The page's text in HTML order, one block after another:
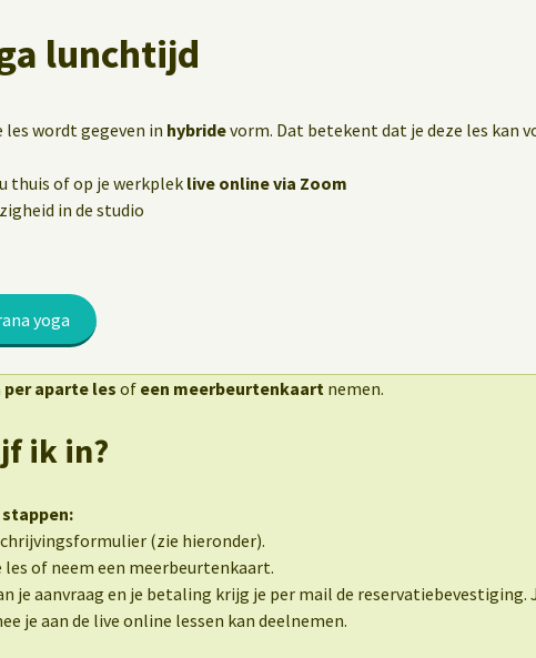
Vegan coaching
lunchtijd
les wordt gegeven in hybridevorm. Dat betekent dat je deze les kan
thuis of op je werkplek live online via Zoom
in de studio
yoga
per aparte les of een meerbeurtenkaart nemen.
ik in?
stappen:
(zie hieronder).
of neem een meerbeurtenkaart.
je aanvraag en je betaling krijg je per mail de reservatiebevestiging.
je aan de live online lessen kan deelnemen.